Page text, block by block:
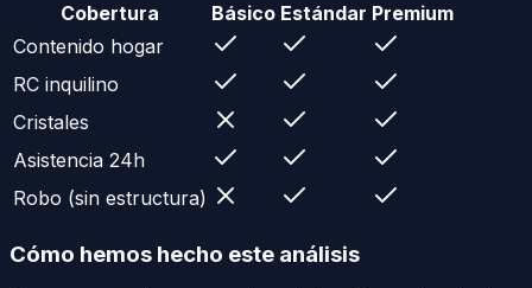
Cobertura Básico Estándar Premium
Contenido hogar
RC inquilino
Cristales
Asistencia 24h
Robo (sin estructura)
Cómo hemos hecho este análisis